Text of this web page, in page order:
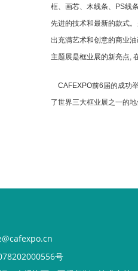
框、画芯、木线条、PS线
先进的技术和最新的款式
出充满艺术和创意的商业
主题展是框业展的新亮点,
CAFEXPO前6届的成功
了世界三大框业展之一的
号